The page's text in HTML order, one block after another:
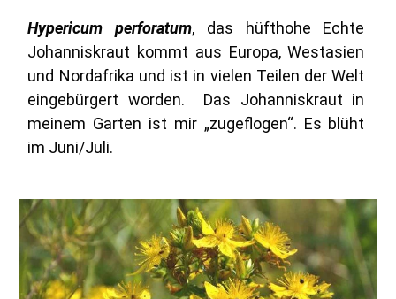
Hypericum perforatum, das hüfthohe Echte
Johanniskraut kommt aus Europa, Westasien
und Nordafrika und ist in vielen Teilen der Welt
eingebürgert worden. Das Johanniskraut in
meinem Garten ist mir „zugeflogen“. Es blüht
im Juni/Juli.